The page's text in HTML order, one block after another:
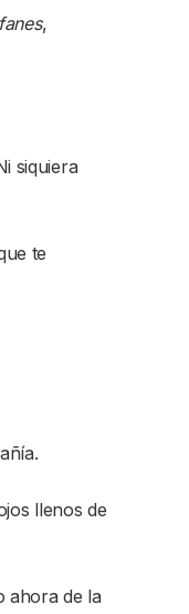
,
siquiera
te
llenos de
ahora de la